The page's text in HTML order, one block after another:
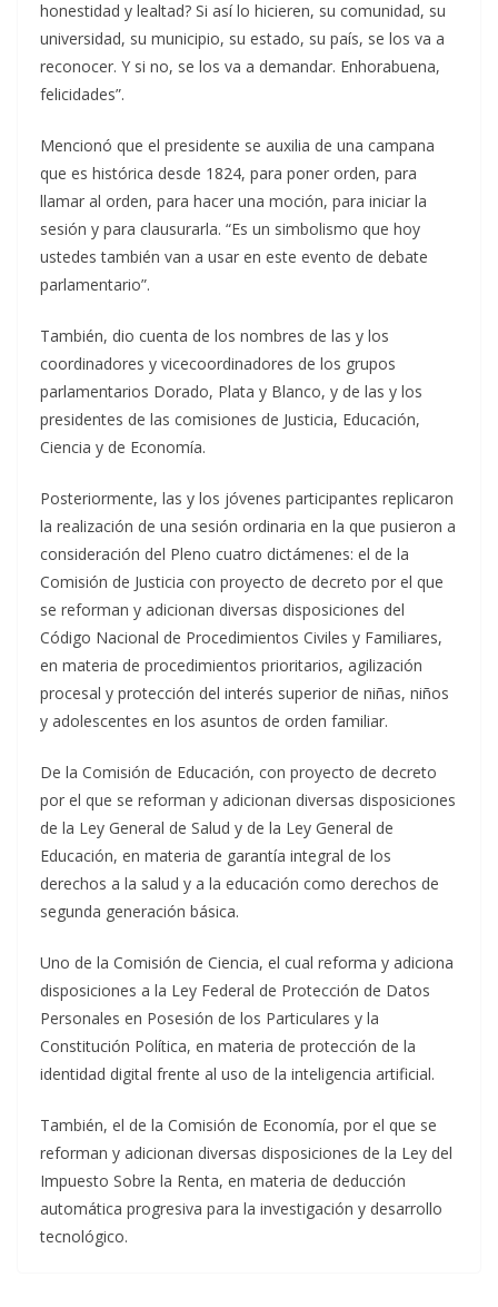
honestidad y lealtad? Si así lo hicieren, su comunidad, su
universidad, su municipio, su estado, su país, se los va a
reconocer. Y si no, se los va a demandar. Enhorabuena,
felicidades”.
Mencionó que el presidente se auxilia de una campana
que es histórica desde 1824, para poner orden, para
llamar al orden, para hacer una moción, para iniciar la
sesión y para clausurarla. “Es un simbolismo que hoy
ustedes también van a usar en este evento de debate
parlamentario”.
También, dio cuenta de los nombres de las y los
coordinadores y vicecoordinadores de los grupos
parlamentarios Dorado, Plata y Blanco, y de las y los
presidentes de las comisiones de Justicia, Educación,
Ciencia y de Economía.
Posteriormente, las y los jóvenes participantes replicaron
la realización de una sesión ordinaria en la que pusieron a
consideración del Pleno cuatro dictámenes: el de la
Comisión de Justicia con proyecto de decreto por el que
se reforman y adicionan diversas disposiciones del
Código Nacional de Procedimientos Civiles y Familiares,
en materia de procedimientos prioritarios, agilización
procesal y protección del interés superior de niñas, niños
y adolescentes en los asuntos de orden familiar.
De la Comisión de Educación, con proyecto de decreto
por el que se reforman y adicionan diversas disposiciones
de la Ley General de Salud y de la Ley General de
Educación, en materia de garantía integral de los
derechos a la salud y a la educación como derechos de
segunda generación básica.
Uno de la Comisión de Ciencia, el cual reforma y adiciona
disposiciones a la Ley Federal de Protección de Datos
Personales en Posesión de los Particulares y la
Constitución Política, en materia de protección de la
identidad digital frente al uso de la inteligencia artificial.
También, el de la Comisión de Economía, por el que se
reforman y adicionan diversas disposiciones de la Ley del
Impuesto Sobre la Renta, en materia de deducción
automática progresiva para la investigación y desarrollo
tecnológico.